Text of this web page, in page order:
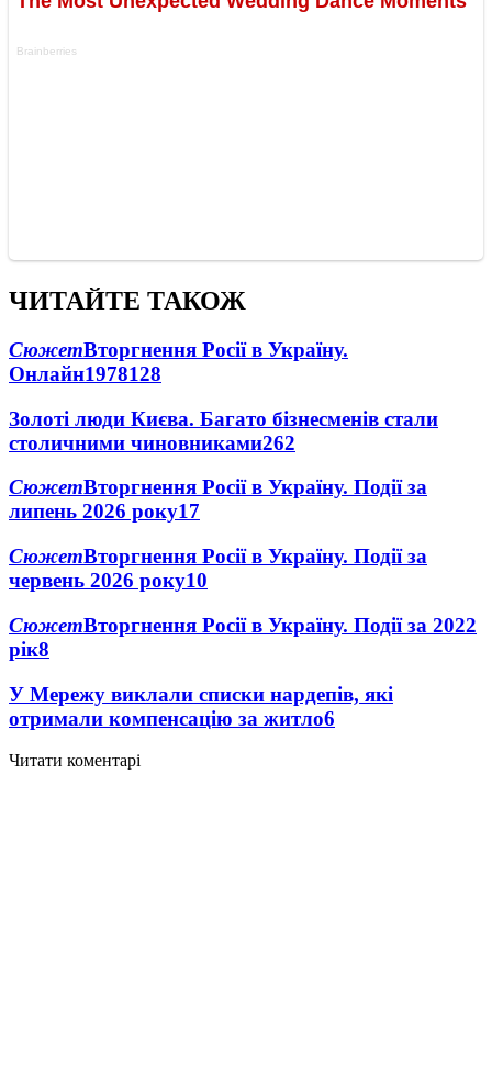
ЧИТАЙТЕ ТАКОЖ
СюжетВторгнення Росії в Україну.
Онлайн1978128
Золоті люди Києва. Багато бізнесменів стали
столичними чиновниками262
СюжетВторгнення Росії в Україну. Події за
липень 2026 року17
СюжетВторгнення Росії в Україну. Події за
червень 2026 року10
СюжетВторгнення Росії в Україну. Події за 2022
рік8
У Мережу виклали списки нардепів, які
отримали компенсацію за житло6
Читати коментарі